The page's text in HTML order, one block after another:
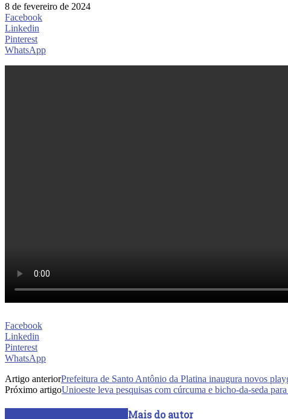
8 de fevereiro de 2024
Facebook
Linkedin
Pinterest
WhatsApp
Facebook
Linkedin
Pinterest
WhatsApp
Artigo anteriorPrefeitura de Santo Antônio da Platina inaugura novos
Próximo artigoUnioeste leva pesquisas com cúrcuma e bicho-da-seda
Mais do autor